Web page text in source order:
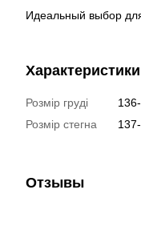
Идеальный выбор
Характеристики
Розмір груді
Розмір стегна
Отзывы